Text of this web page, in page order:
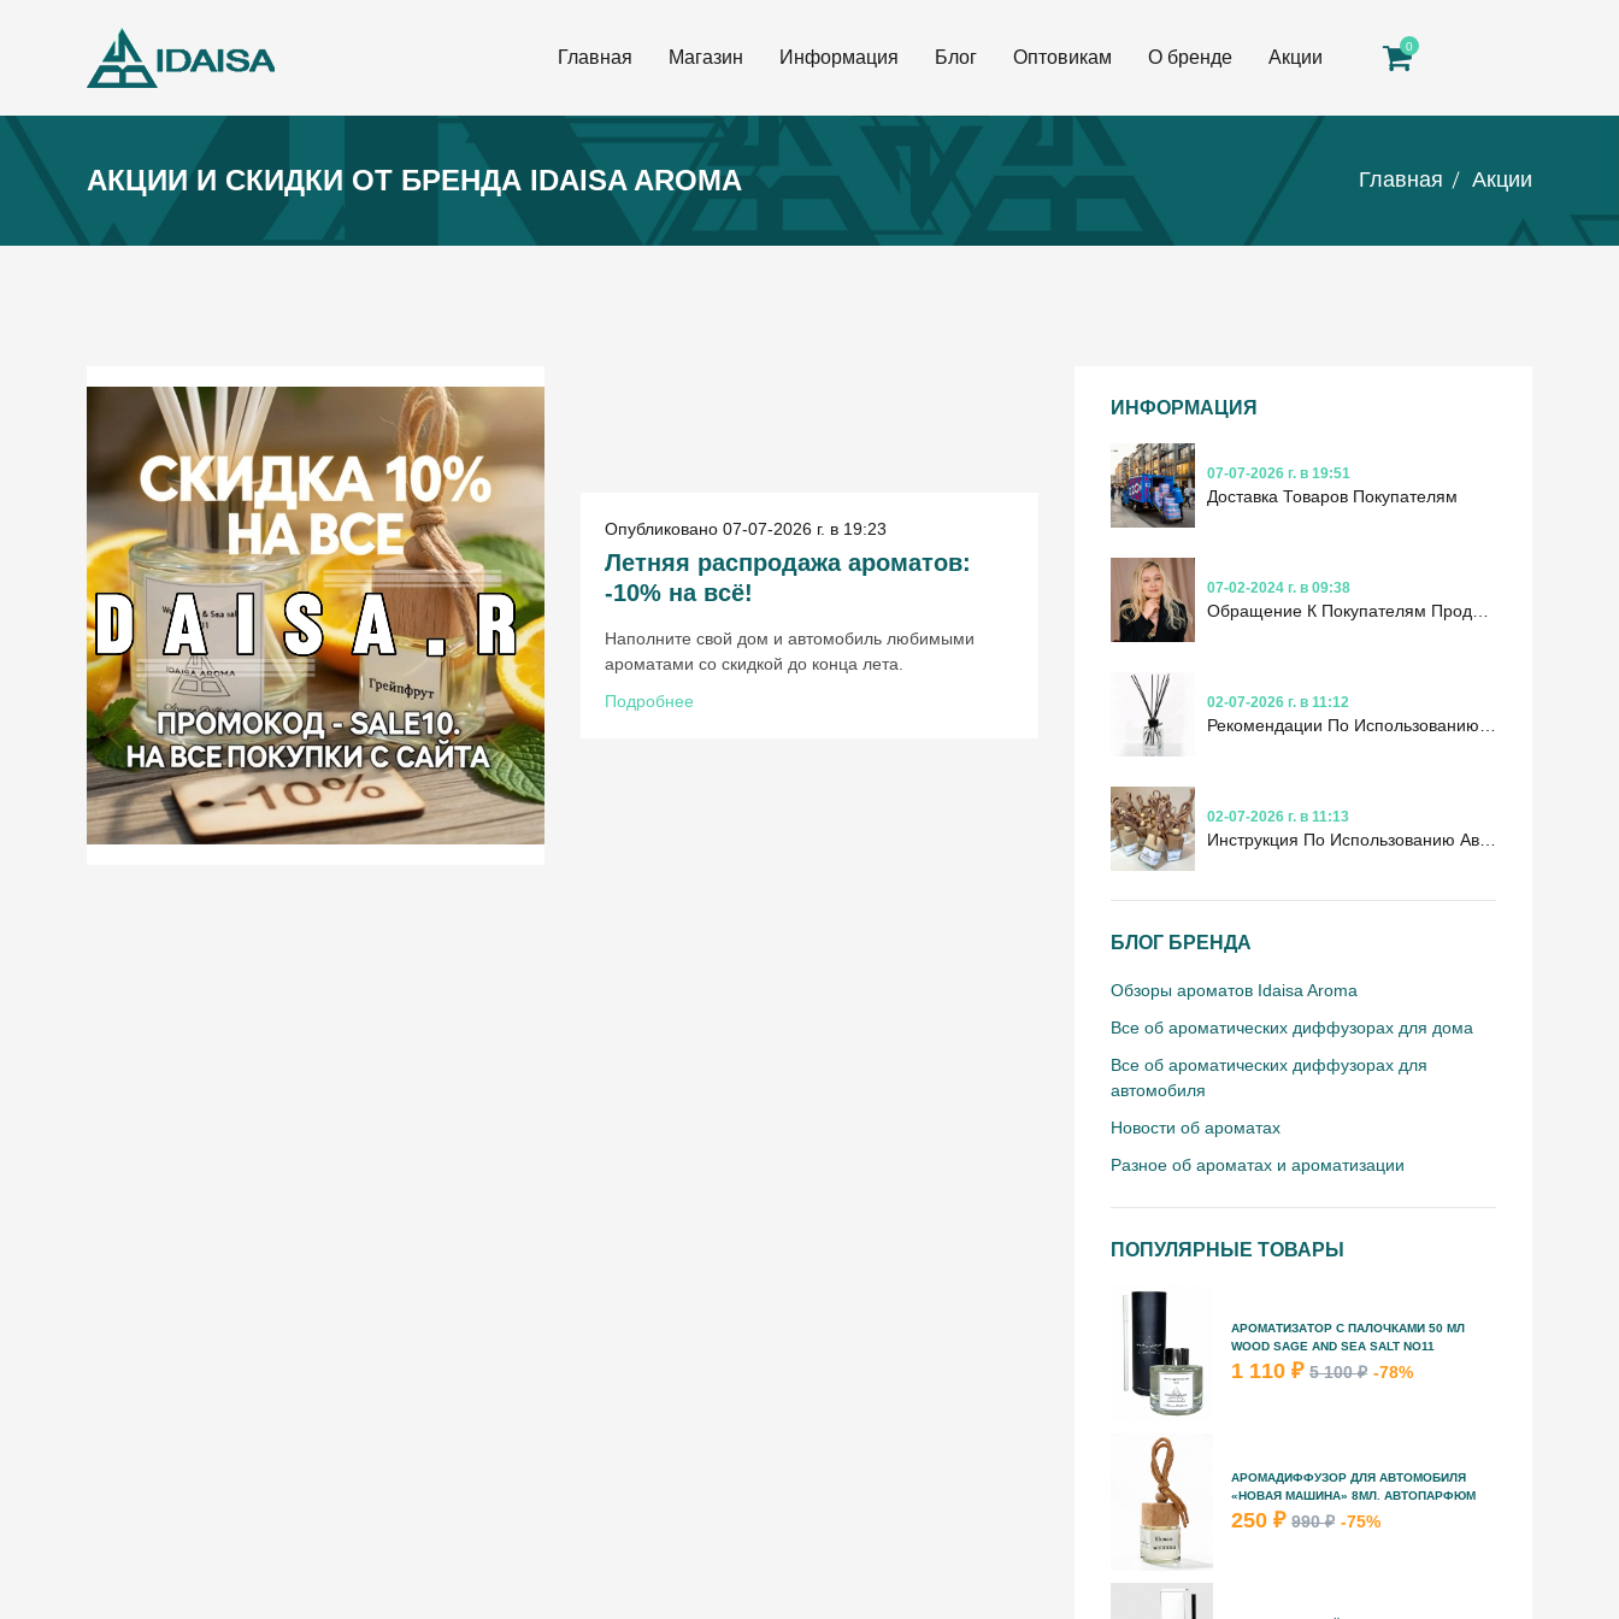
Главная Магазин Информация Блог Оптовикам О бренде Акции
0
АКЦИИ И СКИДКИ ОТ БРЕНДА IDAISA AROMA Главная Акции
Опубликовано 07-07-2026 г. в 19:23
Летняя распродажа ароматов:
-10% на всё!
Наполните свой дом и автомобиль любимыми
ароматами со скидкой до конца лета.
Подробнее
ИНФОРМАЦИЯ
07-07-2026 г. в 19:51
Доставка Товаров Покупателям
07-02-2024 г. в 09:38
02-07-2026 г. в 11:12
02-07-2026 г. в 11:13
БЛОГ БРЕНДА
Обзоры ароматов Idaisa Aroma
Все об ароматических диффузорах для дома
Все об ароматических диффузорах для
автомобиля
Новости об ароматах
Разное об ароматах и ароматизации
ПОПУЛЯРНЫЕ ТОВАРЫ
АРОМАТИЗАТОР С ПАЛОЧКАМИ 50 МЛ
WOOD SAGE AND SEA SALT NO11
1 110 ₽ 5 100 ₽ -78%
АРОМАДИФФУЗОР ДЛЯ АВТОМОБИЛЯ
«НОВАЯ МАШИНА» 8МЛ. АВТОПАРФЮМ
250 ₽ 990 ₽ -75%